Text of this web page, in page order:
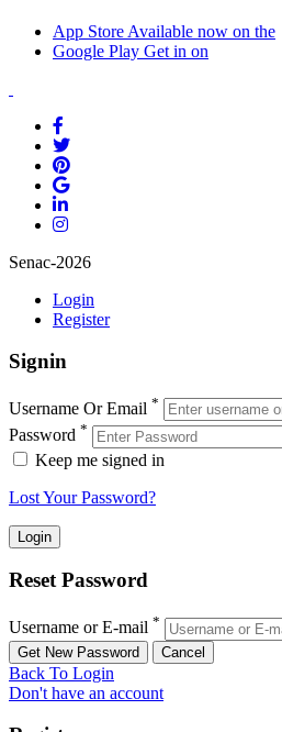
App Store Available now on the
Google Play Get in on
Senac-2026
Login
Register
Signin
Username Or Email *
Password *
Keep me signed in
Lost Your Password?
Reset Password
Username or E-mail *
Back To Login
Don't have an account